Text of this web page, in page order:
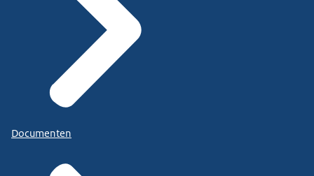
Documenten